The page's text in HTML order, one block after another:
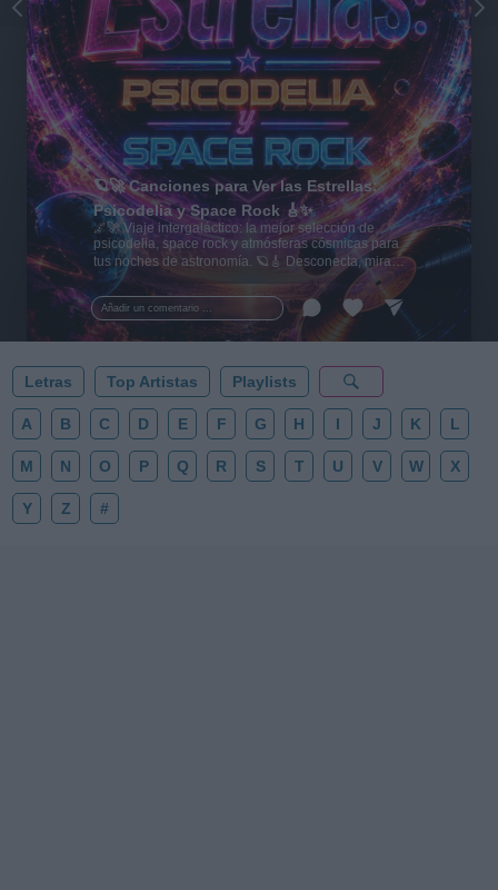
Añadir un comentario ...
🪐🚀 Canciones para Ver las Estrellas:
Psicodelia y Space Rock 🎸✨
🌌🚀 Viaje intergaláctico: la mejor selección de
psicodelia, space rock y atmósferas cósmicas para
tus noches de astronomía. 🪐🎸 Desconecta, mira
al firmamento y siente la gravedad cero. 💾 ¡Guarda
esta colección para tu próxima noche estrellada!
✨⭐
Letras Top Artistas Playlists
A B C D E F G H I J K L
M N O P Q R S T U V W X
Y Z #